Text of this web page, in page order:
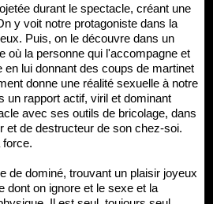
durant le spectacle, créant une
y voit notre protagoniste dans la
Puis, on le découvre dans un
où la personne qui l'accompagne et
en lui donnant des coups de martinet
donne une réalité sexuelle à notre
un rapport actif, viril et dominant
avec ses outils de bricolage, dans
et de destructeur de son chez-soi.
force.
de dominé, trouvant un plaisir joyeux
dont on ignore et le sexe et la